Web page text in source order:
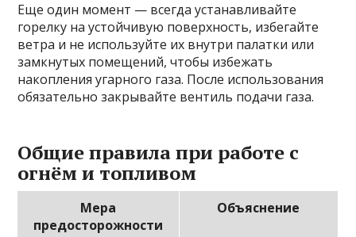
Еще один момент — всегда устанавливайте
горелку на устойчивую поверхность, избегайте
ветра и не используйте их внутри палатки или
замкнутых помещений, чтобы избежать
накопления угарного газа. После использования
обязательно закрывайте вентиль подачи газа.
Общие правила при работе с
огнём и топливом
Мера
предосторожности
Объяснение